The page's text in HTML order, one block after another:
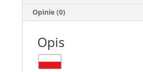
Opinie (0)
Opis